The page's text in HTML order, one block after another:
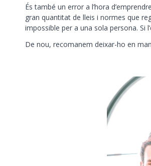
És també un error a l’hora d’emprendre
gran quantitat de lleis i normes que
impossible per a una sola persona. Si
De nou, recomanem deixar-ho en